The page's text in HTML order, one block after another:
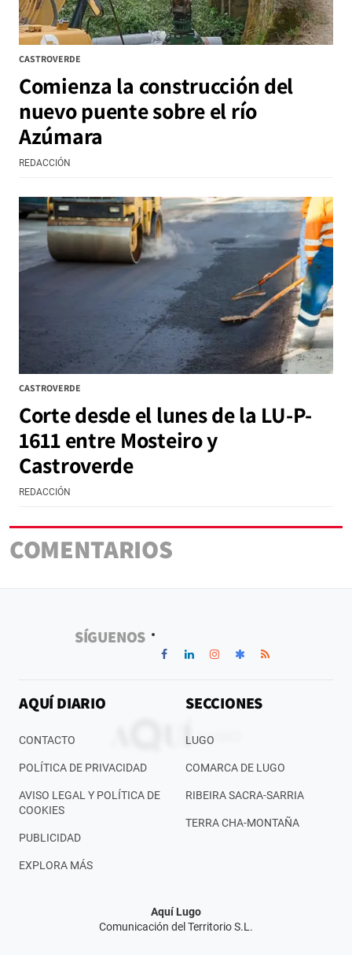
CASTROVERDE
Comienza la construcción del
nuevo puente sobre el río
Azúmara
REDACCIÓN
CASTROVERDE
Corte desde el lunes de la LU-P-
1611 entre Mosteiro y
Castroverde
REDACCIÓN
COMENTARIOS
SÍGUENOS
AQUÍ DIARIO
CONTACTO
POLÍTICA DE PRIVACIDAD
AVISO LEGAL Y POLÍTICA DE
COOKIES
PUBLICIDAD
EXPLORA MÁS
SECCIONES
LUGO
COMARCA DE LUGO
RIBEIRA SACRA-SARRIA
TERRA CHA-MONTAÑA
Aquí Lugo
Comunicación del Territorio S.L.